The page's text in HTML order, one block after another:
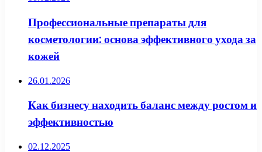
Профессиональные препараты для
косметологии: основа эффективного ухода за
кожей
26.01.2026
Как бизнесу находить баланс между ростом и
эффективностью
02.12.2025